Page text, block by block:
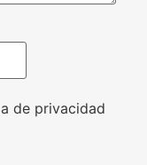
de privacidad